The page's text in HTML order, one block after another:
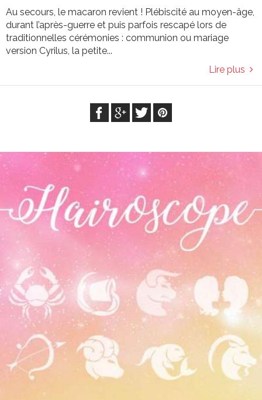
Au secours, le macaron revient ! Plébiscité au moyen-âge,
durant l’après-guerre et puis parfois rescapé lors de
traditionnelles cérémonies : communion ou mariage
version Cyrilus, la petite...
Lire plus